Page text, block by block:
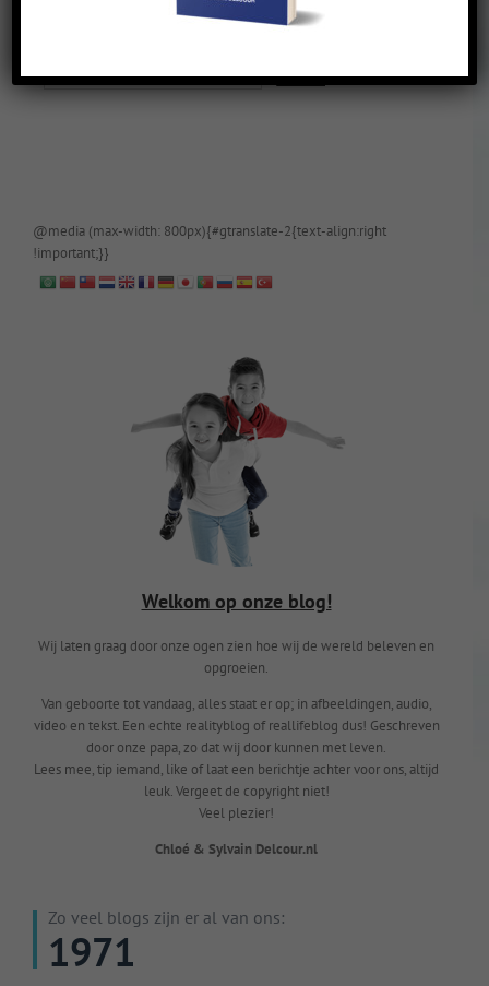
@media (max-width: 800px){#gtranslate-2{text-align:right
!important;}}
Welkom op onze blog!
Wij laten graag door onze ogen zien hoe wij de wereld beleven en
opgroeien.
Van geboorte tot vandaag, alles staat er op; in afbeeldingen, audio,
video en tekst. Een echte realityblog of reallifeblog dus! Geschreven
door onze papa, zo dat wij door kunnen met leven.
Lees mee, tip iemand, like of laat een berichtje achter voor ons, altijd
leuk. Vergeet de copyright niet!
Veel plezier!
Chloé & Sylvain Delcour.nl
Zo veel blogs zijn er al van ons:
1971